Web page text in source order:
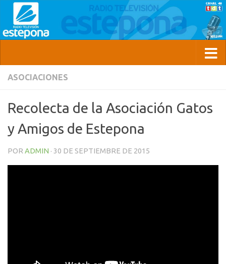
ASOCIACIONES
Recolecta de la Asociación Gatos
y Amigos de Estepona
POR ADMIN · 30 DE SEPTIEMBRE DE 2015